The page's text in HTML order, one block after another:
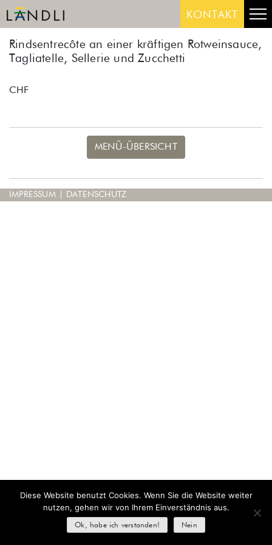
Skip
to
KONTAKT
Rindsentrecôte an einer kräftigen Rotweinsauce,
Tagliatelle, Sellerie und Zucchetti
CHF
MENÜ-ÜBERSICHT
IMPRESSUM DATENSCHUTZ
Diese Website benutzt Cookies. Wenn Sie die Website weiter
nutzen, gehen wir von Ihrem Einverständnis aus.
Ok, habe ich verstanden! Nein